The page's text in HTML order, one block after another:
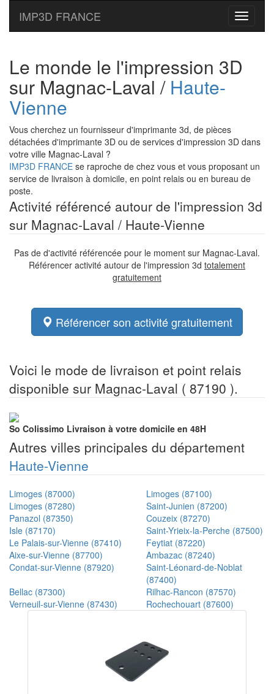
Toggle
IMP3D FRANCE
Le monde le l'impression 3D
sur Magnac-Laval / Haute-
Vienne
Vous cherchez un fournisseur d'imprimante 3d, de pièces
détachées d'imprimante 3D ou de services d'impression 3D dans
votre ville Magnac-Laval ?
IMP3D FRANCE se raproche de chez vous et vous proposant un
service de livraison à domicile, en point relais ou en bureau de
poste.
Activité référencé autour de l'impression 3d
sur Magnac-Laval / Haute-Vienne
Pas de d'activité référencée pour le moment sur Magnac-Laval.
Référencer activité autour de l'impression 3d totalement
gratuitement
Référencer son activité gratuitement
Voici le mode de livraison et point relais
disponible sur Magnac-Laval ( 87190 ).
So Colissimo Livraison à votre domicile en 48H
Autres villes principales du département
Haute-Vienne
Limoges (87000)
Limoges (87100)
Limoges (87280)
Saint-Junien (87200)
Panazol (87350)
Couzeix (87270)
Isle (87170)
Saint-Yrieix-la-Perche (87500)
Le Palais-sur-Vienne (87410)
Feytiat (87220)
Aixe-sur-Vienne (87700)
Ambazac (87240)
Condat-sur-Vienne (87920)
Saint-Léonard-de-Noblat
(87400)
Bellac (87300)
Rilhac-Rancon (87570)
Verneuil-sur-Vienne (87430)
Rochechouart (87600)